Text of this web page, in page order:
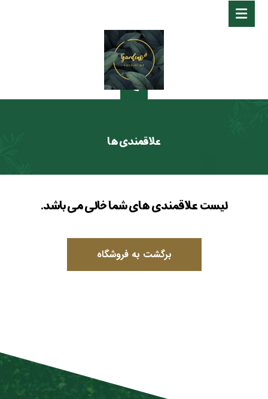
علاقمندی ها
لیست علاقمندی های شما خالی می باشد.
برگشت به فروشگاه